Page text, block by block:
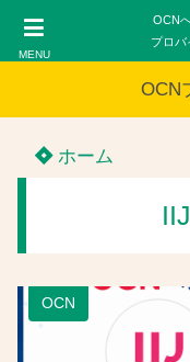
MENU
OCN
プロバ
OCN
ホーム
OCN